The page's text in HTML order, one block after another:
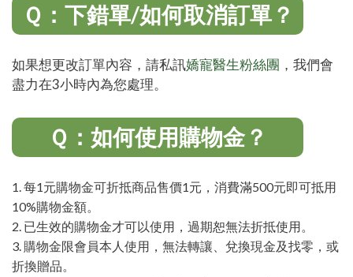
Ｑ：下錯單/如何取消訂單？
如果想更改訂單內容， 請私訊嬌寵醫生粉絲團 ，我們會
盡力在3小時內為您處理。
Ｑ：如何使用購物金？
1. 每1元購物金可折抵商品售價1元，消費滿500元即可抵用
10%購物金額。
2. 已生效的購物金才可以使用，過期恕無法折抵使用。
3. 購物金限會員本人使用，無法轉讓、兌換現金及找零，或
折換贈品。